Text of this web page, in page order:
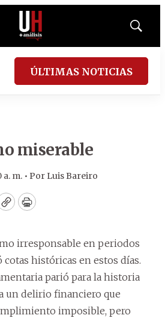
Mostrar
ÚLTIMAS NOTICIAS
miserable
m. • Por Luis Bareiro
CopyPrint
irresponsable en periodos
históricas en estos días.
parió para la historia
un delirio financiero que
imposible, pero